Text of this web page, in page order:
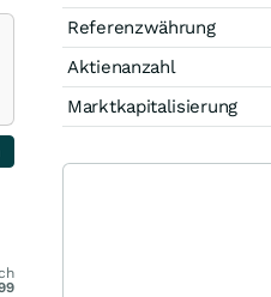
Referenzwährung
Aktienanzahl
Marktkapitalisierung